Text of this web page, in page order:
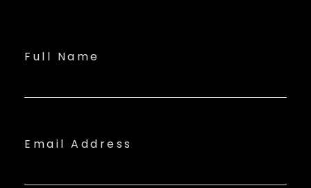
Full Name
Email Address